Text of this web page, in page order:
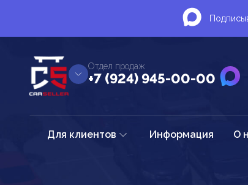
Отдел продаж
+7 (924) 945-00-00
Для клиентов Информация О